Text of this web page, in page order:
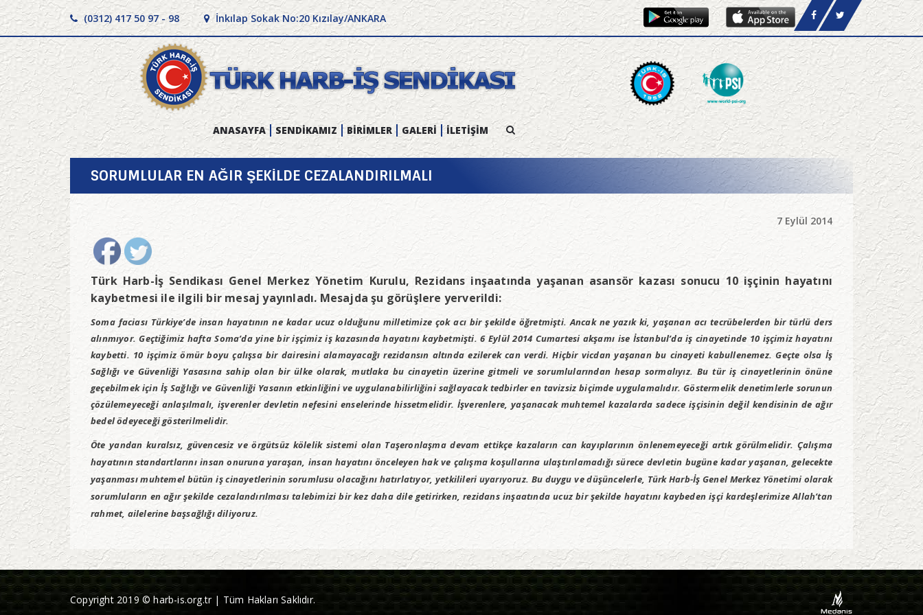
(0312) 417 50 97 - 98 İnkılap Sokak No:20 Kızılay/ANKARA
ANASAYFA SENDİKAMIZ BİRİMLER GALERİ İLETİŞİM
SORUMLULAR EN AĞIR ŞEKİLDE CEZALANDIRILMALI
7 Eylül 2014
Türk Harb-İş Sendikası Genel Merkez Yönetim Kurulu, Rezidans inşaatında yaşanan asansör kazası sonucu 10 işçinin hayatını
kaybetmesi ile ilgili bir mesaj yayınladı. Mesajda şu görüşlere yerverildi:
Soma faciası Türkiye’de insan hayatının ne kadar ucuz olduğunu milletimize çok acı bir şekilde öğretmişti. Ancak ne yazık ki, yaşanan acı tecrübelerden bir türlü ders
alınmıyor. Geçtiğimiz hafta Soma’da yine bir işçimiz iş kazasında hayatını kaybetmişti. 6 Eylül 2014 Cumartesi akşamı ise İstanbul’da iş cinayetinde 10 işçimiz hayatını
kaybetti. 10 işçimiz ömür boyu çalışsa bir dairesini alamayacağı rezidansın altında ezilerek can verdi. Hiçbir vicdan yaşanan bu cinayeti kabullenemez. Geçte olsa İş
Sağlığı ve Güvenliği Yasasına sahip olan bir ülke olarak, mutlaka bu cinayetin üzerine gitmeli ve sorumlularından hesap sormalıyız. Bu tür iş cinayetlerinin önüne
geçebilmek için İş Sağlığı ve Güvenliği Yasanın etkinliğini ve uygulanabilirliğini sağlayacak tedbirler en tavizsiz biçimde uygulamalıdır. Göstermelik denetimlerle sorunun
çözülemeyeceği anlaşılmalı, işverenler devletin nefesini enselerinde hissetmelidir. İşverenlere, yaşanacak muhtemel kazalarda sadece işçisinin değil kendisinin de ağır
bedel ödeyeceği gösterilmelidir.
Öte yandan kuralsız, güvencesiz ve örgütsüz kölelik sistemi olan Taşeronlaşma devam ettikçe kazaların can kayıplarının önlenemeyeceği artık görülmelidir. Çalışma
hayatının standartlarını insan onuruna yaraşan, insan hayatını önceleyen hak ve çalışma koşullarına ulaştırılamadığı sürece devletin bugüne kadar yaşanan, gelecekte
yaşanması muhtemel bütün iş cinayetlerinin sorumlusu olacağını hatırlatıyor, yetkilileri uyarıyoruz. Bu duygu ve düşüncelerle, Türk Harb-İş Genel Merkez Yönetimi olarak
sorumluların en ağır şekilde cezalandırılması talebimizi bir kez daha dile getirirken, rezidans inşaatında ucuz bir şekilde hayatını kaybeden işçi kardeşlerimize Allah’tan
rahmet, ailelerine başsağlığı diliyoruz.
Copyright 2019 © harb-is.org.tr | Tüm Hakları Saklıdır.